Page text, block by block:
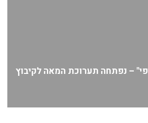
– נפתחה תערוכת המאה לקיבוץ